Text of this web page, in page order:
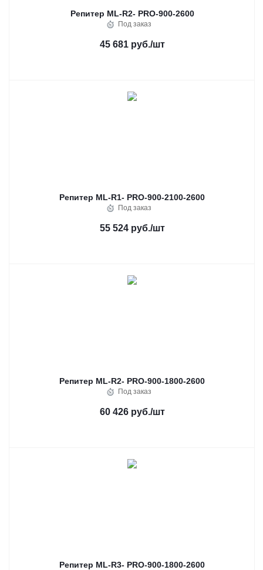
Репитер ML-R2- PRO-900-2600
Под заказ
45 681 руб./шт
Репитер ML-R1- PRO-900-2100-2600
Под заказ
55 524 руб./шт
Репитер ML-R2- PRO-900-1800-2600
Под заказ
60 426 руб./шт
Репитер ML-R3- PRO-900-1800-2600